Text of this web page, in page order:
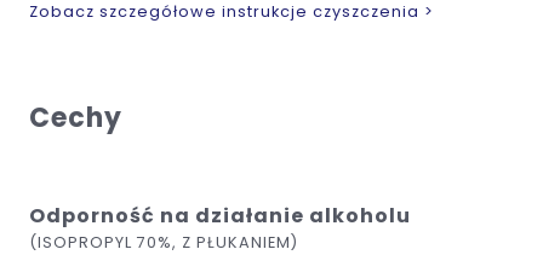
Zobacz szczegółowe instrukcje czyszczenia >
Cechy
Odporność na działanie alkoholu
(ISOPROPYL 70%, Z PŁUKANIEM)